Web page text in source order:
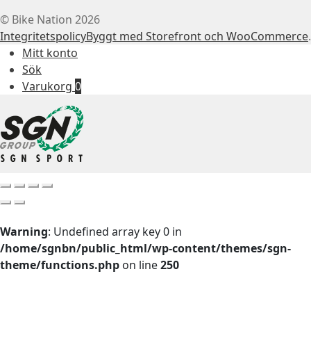
© Bike Nation 2026
IntegritetspolicyByggt med Storefront och WooCommerce.
Mitt konto
Sök
Varukorg 0
Warning: Undefined array key 0 in
/home/sgnbn/public_html/wp-content/themes/sgn-
theme/functions.php on line250